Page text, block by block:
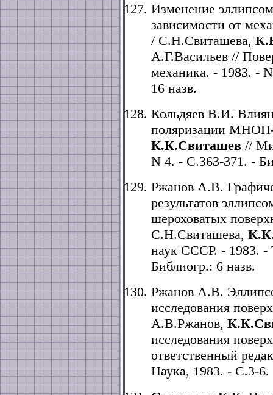
Изменение
зависимости от
/ С.Н.Свиташева,
А.Г.Васильев //
механика. - 1983. -
16 назв.
Кольдяев В.И.
поляризации
К.К.Свиташев //
N 4. - С.363-371. -
Ржанов А.В.
результатов
шероховатых
С.Н.Свиташева,
наук СССР. - 1983. -
Библиогр.: 6 назв.
Ржанов А.В.
исследования
А.В.Ржанов,
исследования
ответственный
Наука, 1983. - С.3-6.